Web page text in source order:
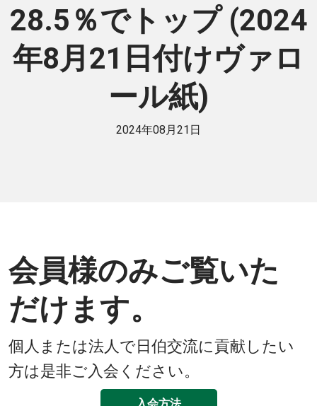
28.5％でトップ (2024
年8月21日付けヴァロ
ール紙)
2024年08月21日
会員様のみご覧いた
だけます。
個人または法人で日伯交流に貢献したい
方は是非ご入会ください。
入会方法